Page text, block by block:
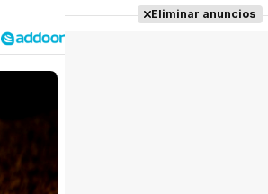
Eliminar anuncios